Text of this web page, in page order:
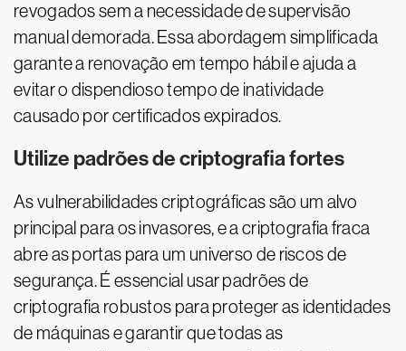
revogados sem a necessidade de supervisão
manual demorada. Essa abordagem simplificada
garante a renovação em tempo hábil e ajuda a
evitar o dispendioso tempo de inatividade
causado por certificados expirados.
Utilize padrões de criptografia fortes
As vulnerabilidades criptográficas são um alvo
principal para os invasores, e a criptografia fraca
abre as portas para um universo de riscos de
segurança. É essencial usar padrões de
criptografia robustos para proteger as identidades
de máquinas e garantir que todas as